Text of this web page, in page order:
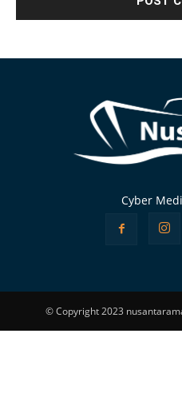
Cyber
© Copyright 2023